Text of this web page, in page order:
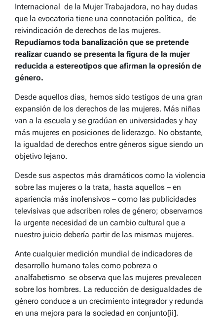
Internacional de la Mujer Trabajadora, no hay dudas
que la evocatoria tiene una connotación política, de
reivindicación de derechos de las mujeres.
Repudiamos toda banalización que se pretende
realizar cuando se presenta la figura de la mujer
reducida a estereotipos que afirman la opresión de
género.
Desde aquellos días, hemos sido testigos de una gran
expansión de los derechos de las mujeres. Más niñas
van a la escuela y se gradúan en universidades y hay
más mujeres en posiciones de liderazgo. No obstante,
la igualdad de derechos entre géneros sigue siendo un
objetivo lejano.
Desde sus aspectos más dramáticos como la violencia
sobre las mujeres o la trata, hasta aquellos – en
apariencia más inofensivos – como las publicidades
televisivas que adscriben roles de género; observamos
la urgente necesidad de un cambio cultural que a
nuestro juicio debería partir de las mismas mujeres.
Ante cualquier medición mundial de indicadores de
desarrollo humano tales como pobreza o
analfabetismo se observa que las mujeres prevalecen
sobre los hombres. La reducción de desigualdades de
género conduce a un crecimiento integrador y redunda
en una mejora para la sociedad en conjunto[ii].